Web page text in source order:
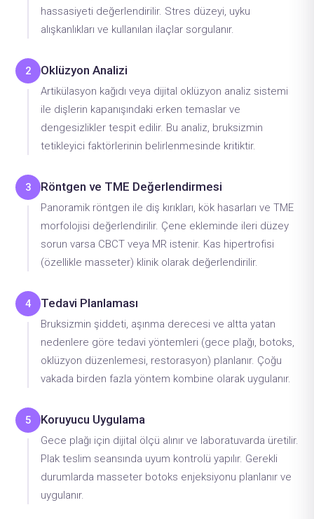
hassasiyeti değerlendirilir. Stres düzeyi, uyku
alışkanlıkları ve kullanılan ilaçlar sorgulanır.
2 Oklüzyon Analizi
Artikülasyon kağıdı veya dijital oklüzyon analiz sistemi
ile dişlerin kapanışındaki erken temaslar ve
dengesizlikler tespit edilir. Bu analiz, bruksizmin
tetikleyici faktörlerinin belirlenmesinde kritiktir.
3 Röntgen ve TME Değerlendirmesi
Panoramik röntgen ile diş kırıkları, kök hasarları ve TME
morfolojisi değerlendirilir. Çene ekleminde ileri düzey
sorun varsa CBCT veya MR istenir. Kas hipertrofisi
(özellikle masseter) klinik olarak değerlendirilir.
4 Tedavi Planlaması
Bruksizmin şiddeti, aşınma derecesi ve altta yatan
nedenlere göre tedavi yöntemleri (gece plağı, botoks,
oklüzyon düzenlemesi, restorasyon) planlanır. Çoğu
vakada birden fazla yöntem kombine olarak uygulanır.
5 Koruyucu Uygulama
Gece plağı için dijital ölçü alınır ve laboratuvarda üretilir.
Plak teslim seansında uyum kontrolü yapılır. Gerekli
durumlarda masseter botoks enjeksiyonu planlanır ve
uygulanır.